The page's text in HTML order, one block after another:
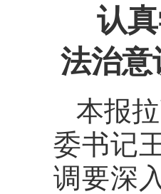
认
法治意
本报
委书记
调要深